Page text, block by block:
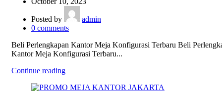
Posted by
admin
0 comments
Beli Perlengkapan Kantor Meja Konfigurasi Terbaru Beli
Kantor Meja Konfigurasi Terbaru...
Continue reading